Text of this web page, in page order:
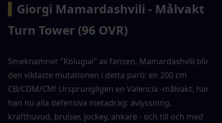
Giorgi Mamardashvili - Målvakt
Turn Tower (96 OVR)
Smeknamnet "Kolugiai" av fansen, Mamardashvili blir
den vildaste mutationen i detta parti: en 200 cm
CB/CDM/CM! Ursprungligen en Valencia -målvakt, har
han nu alla defensiva metadrag: avlyssning,
krafthuvud, bruiser, jockey, ankare - och till och med